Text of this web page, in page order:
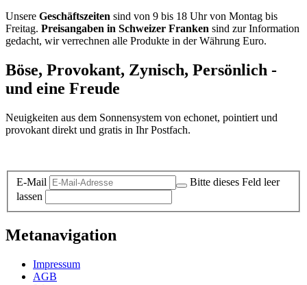
Unsere Geschäftszeiten sind von 9 bis 18 Uhr von Montag bis
Freitag. Preisangaben in Schweizer Franken sind zur Information
gedacht, wir verrechnen alle Produkte in der Währung Euro.
Böse, Provokant, Zynisch, Persönlich -
und eine Freude
Neuigkeiten aus dem Sonnensystem von echonet, pointiert und
provokant direkt und gratis in Ihr Postfach.
E-Mail
Bitte dieses Feld leer
lassen
Metanavigation
Impressum
AGB